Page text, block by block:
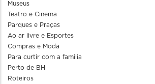
Museus
Teatro e Cinema
Parques e Praças
Ao ar livre e Esportes
Compras e Moda
Para curtir com a familia
Perto de BH
Roteiros